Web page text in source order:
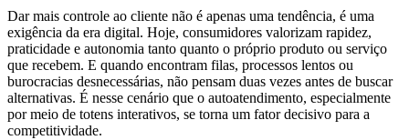
Dar mais controle ao cliente não é apenas uma tendência, é uma
exigência da era digital. Hoje, consumidores valorizam rapidez,
praticidade e autonomia tanto quanto o próprio produto ou serviço
que recebem. E quando encontram filas, processos lentos ou
burocracias desnecessárias, não pensam duas vezes antes de buscar
alternativas. É nesse cenário que o autoatendimento, especialmente
por meio de totens interativos, se torna um fator decisivo para a
competitividade.